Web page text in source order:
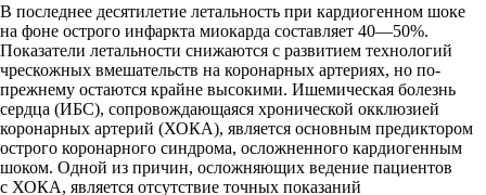
В последнее десятилетие летальность при кардиогенном шоке
на фоне острого инфаркта миокарда составляет 40—50%.
Показатели летальности снижаются с развитием технологий
чрескожных вмешательств на коронарных артериях, но по-
прежнему остаются крайне высокими. Ишемическая болезнь
сердца (ИБС), сопровождающаяся хронической окклюзией
коронарных артерий (ХОКА), является основным предиктором
острого коронарного синдрома, осложненного кардиогенным
шоком. Одной из причин, осложняющих ведение пациентов
с ХОКА, является отсутствие точных показаний